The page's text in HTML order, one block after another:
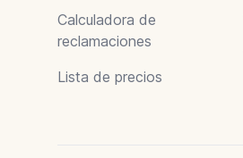
Calculadora de
reclamaciones
Lista de precios